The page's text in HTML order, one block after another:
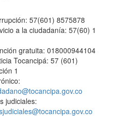
57(601) 8575878
a la ciudadanía: 57(60) 1
gratuita: 018000944104
Tocancipá: 57 (601)
1
judiciales: